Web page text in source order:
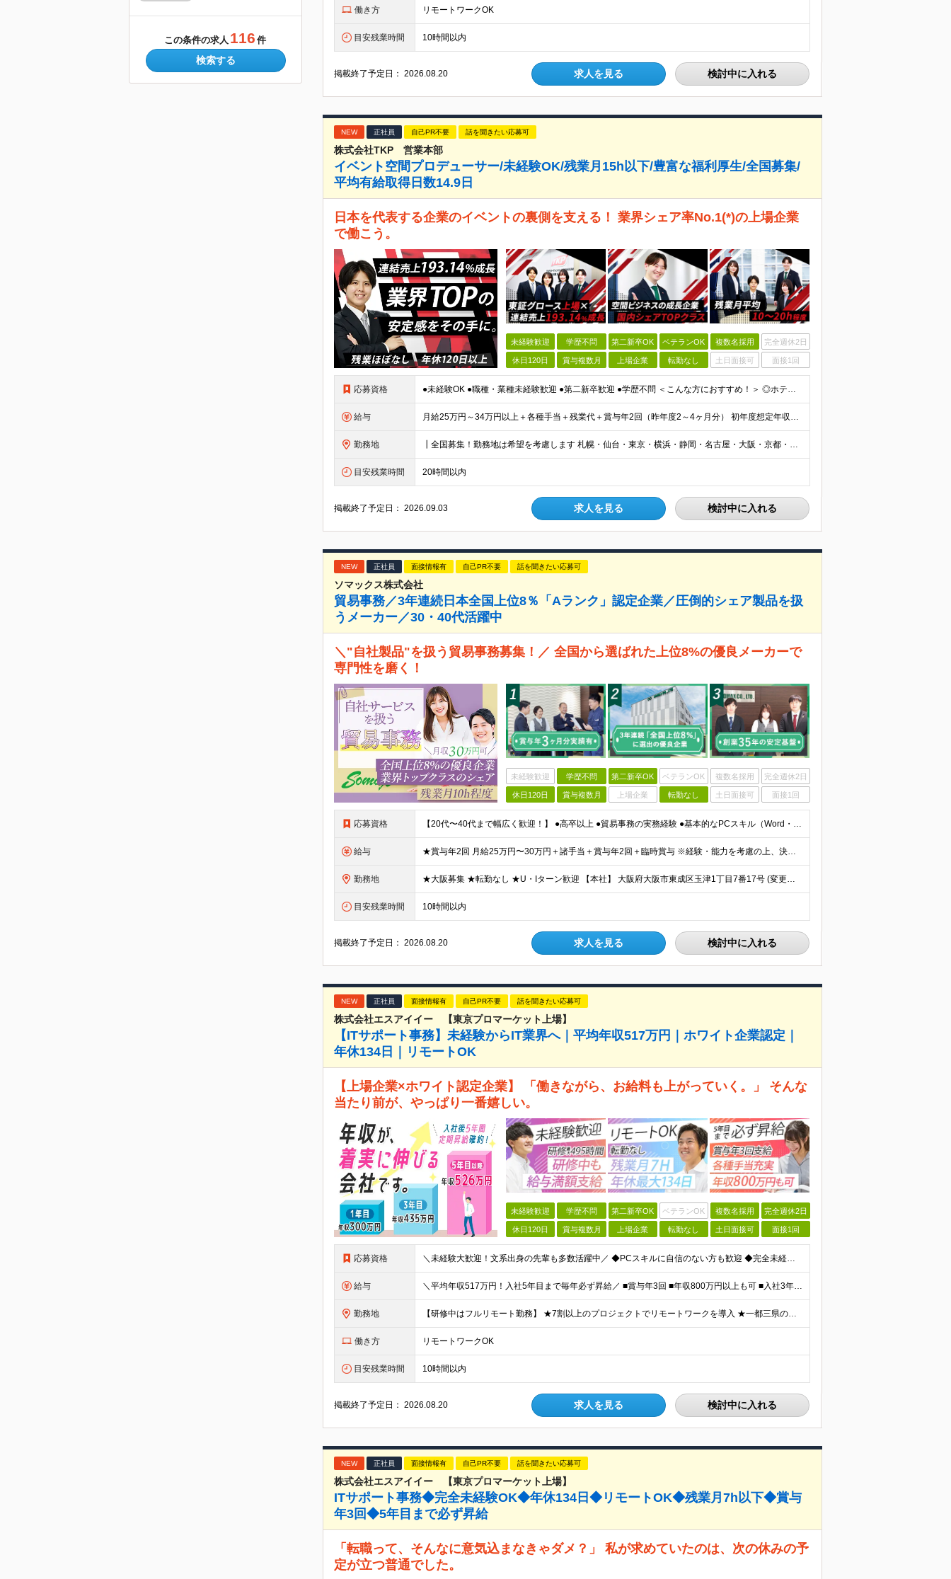
この条件の求人 116 件
検索する
働き方 リモートワークOK
目安残業時間 10時間以内
掲載終了予定日：2026.08.20 求人を見る 検討中に入れる
NEW 正社員 自己PR不要 話を聞きたい応募可
株式会社TKP 営業本部
イベント空間プロデューサー/未経験OK/残業月15h以下/豊富な福利厚生/全国募集/
平均有給取得日数14.9日
日本を代表する企業のイベントの裏側を支える！ 業界シェア率No.1(*)の上場企業
で働こう。
未経験歓迎 学歴不問 第二新卒OK ベテランOK 複数名採用 完全週休2日
休日120日 賞与複数月 上場企業 転勤なし 土日面接可 面接1回
応募資格 ●未経験OK ●職種・業種未経験歓迎 ●第二新卒歓迎 ●学歴不問 ＜こんな方におすすめ！＞ ◎ホテル・アパレル・携帯販売など接客経験を活かしたい ◎「今の会社、この先が見えない」と感じている ◎上場
給与 月給25万円～34万円以上＋各種手当＋残業代＋賞与年2回（昨年度2～4ヶ月分） 初年度想定年収：350万円～ ＜クラス・経験別の月給目安＞ ■メンバークラス：月給25万円以上 ■店長やSVなどのマネ
勤務地 ┃全国募集！勤務地は希望を考慮します 札幌・仙台・東京・横浜・静岡・名古屋・大阪・京都・広島・福岡 募集 ※上記のほか、全国に拠点あり ※キャリアアップやキャリアシフトに伴う転勤も一部ありますが、基
目安残業時間 20時間以内
掲載終了予定日：2026.09.03 求人を見る 検討中に入れる
NEW 正社員 面接情報有 自己PR不要 話を聞きたい応募可
ソマックス株式会社
貿易事務／3年連続日本全国上位8％「Aランク」認定企業／圧倒的シェア製品を扱
うメーカー／30・40代活躍中
＼"自社製品"を扱う貿易事務募集！／ 全国から選ばれた上位8%の優良メーカーで
専門性を磨く！
未経験歓迎 学歴不問 第二新卒OK ベテランOK 複数名採用 完全週休2日
休日120日 賞与複数月 上場企業 転勤なし 土日面接可 面接1回
応募資格 【20代〜40代まで幅広く歓迎！】 ●高卒以上 ●貿易事務の実務経験 ●基本的なPCスキル（Word・Excel） ●英語での電話・Eメール対応ができる方 ★言われたことだけでなく、新しい知識を吸収
給与 ★賞与年2回 月給25万円〜30万円＋諸手当＋賞与年2回＋臨時賞与 ※経験・能力を考慮の上、決定します。 ※残業代は別途全額支給します。 ※試用期間中の条件に差異はございません。
勤務地 ★大阪募集 ★転勤なし ★U・Iターン歓迎 【本社】 大阪府大阪市東成区玉津1丁目7番17号 (変更の範囲)上記を除く当社関連勤務地
目安残業時間 10時間以内
掲載終了予定日：2026.08.20 求人を見る 検討中に入れる
NEW 正社員 面接情報有 自己PR不要 話を聞きたい応募可
株式会社エスアイイー 【東京プロマーケット上場】
【ITサポート事務】未経験からIT業界へ｜平均年収517万円｜ホワイト企業認定｜
年休134日｜リモートOK
【上場企業×ホワイト認定企業】 「働きながら、お給料も上がっていく。」 そんな
当たり前が、やっぱり一番嬉しい。
未経験歓迎 学歴不問 第二新卒OK ベテランOK 複数名採用 完全週休2日
休日120日 賞与複数月 上場企業 転勤なし 土日面接可 面接1回
応募資格 ＼未経験大歓迎！文系出身の先輩も多数活躍中／ ◆PCスキルに自信のない方も歓迎 ◆完全未経験OK ◆社会人デビューもOK ◆学歴不問 「働きながら少しずつ専門スキルを身につけたい」という意欲重視の採
給与 ＼平均年収517万円！入社5年目まで毎年必ず昇給／ ■賞与年3回 ■年収800万円以上も可 ■入社3年以上の平均年収469.2万円 月給23万2000円以上＋賞与年3回＋各種手当 ☆入社5年目まで最
勤務地 【研修中はフルリモート勤務】 ★7割以上のプロジェクトでリモートワークを導入 ★一都三県のプロジェクト先 ★転居を伴う転勤なし ＜プロジェクト先＞ 東京・神奈川・千葉・埼玉でのプロジェクト先にて勤務
働き方 リモートワークOK
目安残業時間 10時間以内
掲載終了予定日：2026.08.20 求人を見る 検討中に入れる
NEW 正社員 面接情報有 自己PR不要 話を聞きたい応募可
株式会社エスアイイー 【東京プロマーケット上場】
ITサポート事務◆完全未経験OK◆年休134日◆リモートOK◆残業月7h以下◆賞与
年3回◆5年目まで必ず昇給
「転職って、そんなに意気込まなきゃダメ？」 私が求めていたのは、次の休みの予
定が立つ普通でした。